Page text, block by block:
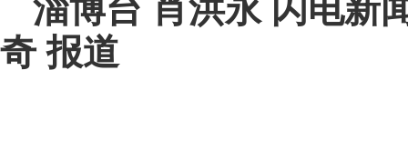
淄博台 肖洪永 闪电新
奇 报道